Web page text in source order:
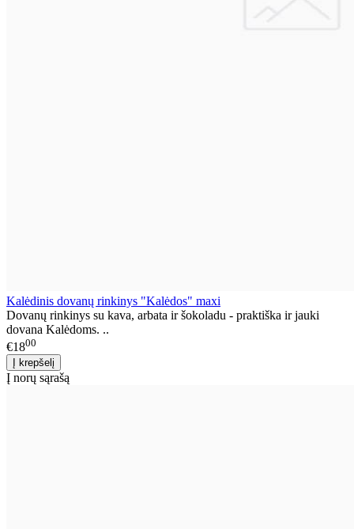
Kalėdinis dovanų rinkinys "Kalėdos" maxi
Dovanų rinkinys su kava, arbata ir šokoladu - praktiška ir jauki
dovana Kalėdoms. ..
€1800
Į norų sąrašą